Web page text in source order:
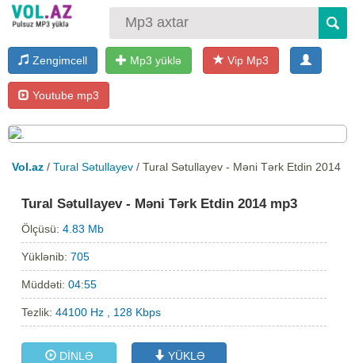
Zengimcell Mp3 yüklə Vip Mp3
Youtube mp3
Vol.az / Tural Sətullayev / Tural Sətullayev - Məni Tərk Etdin 2014
Tural Sətullayev - Məni Tərk Etdin 2014 mp3
Ölçüsü:4.83 Mb
Yüklənib:705
Müddəti:04:55
Tezlik:44100 Hz , 128 Kbps
DİNLƏ YÜKLƏ